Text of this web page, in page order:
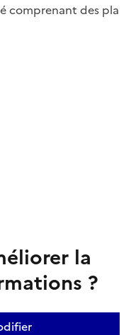
comprenant des pla
la
?